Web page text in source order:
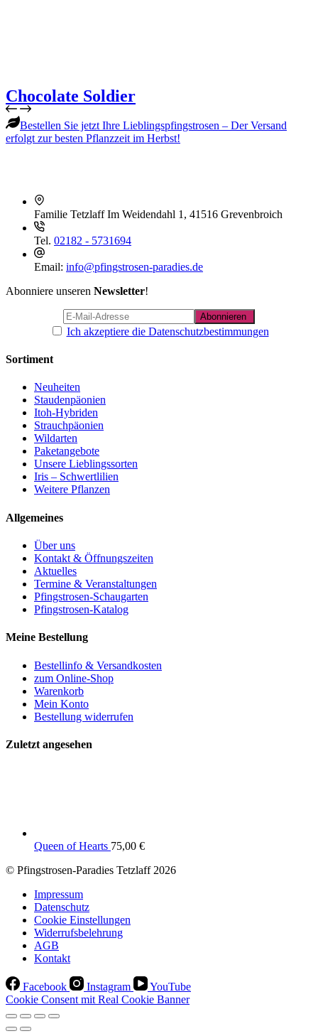
Chocolate Soldier
Bestellen Sie jetzt Ihre Lieblingspfingstrosen – Der Versand
erfolgt zur besten Pflanzzeit im Herbst!
Familie TetzlaffIm Weidendahl 1, 41516 Grevenbroich
Tel. 02182 - 5731694
Email: info@pfingstrosen-paradies.de
Abonniere unseren Newsletter!
Ich akzeptiere die Datenschutzbestimmungen
Sortiment
Neuheiten
Staudenpäonien
Itoh-Hybriden
Strauchpäonien
Wildarten
Paketangebote
Unsere Lieblingssorten
Iris – Schwertlilien
Weitere Pflanzen
Allgemeines
Über uns
Kontakt & Öffnungszeiten
Aktuelles
Termine & Veranstaltungen
Pfingstrosen-Schaugarten
Pfingstrosen-Katalog
Meine Bestellung
Bestellinfo & Versandkosten
zum Online-Shop
Warenkorb
Mein Konto
Bestellung widerrufen
Zuletzt angesehen
Queen of Hearts 75,00 €
© Pfingstrosen-Paradies Tetzlaff 2026
Impressum
Datenschutz
Cookie Einstellungen
Widerrufsbelehrung
AGB
Kontakt
Facebook Instagram
YouTube
Cookie Consent mit Real Cookie Banner